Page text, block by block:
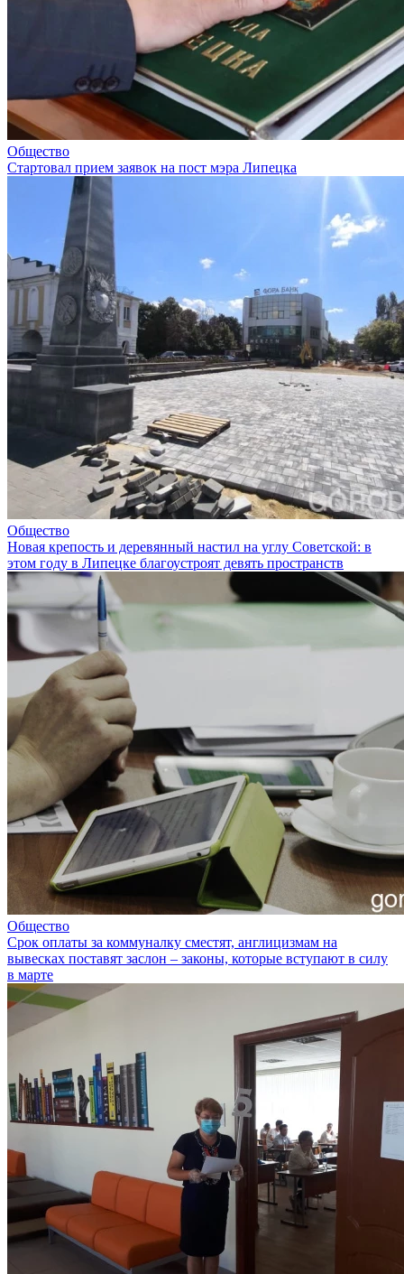
Общество
Стартовал прием заявок на пост мэра Липецка
Общество
Новая крепость и деревянный настил на углу Советской: в
этом году в Липецке благоустроят девять пространств
Общество
Срок оплаты за коммуналку сместят, англицизмам на
вывесках поставят заслон – законы, которые вступают в силу
в марте